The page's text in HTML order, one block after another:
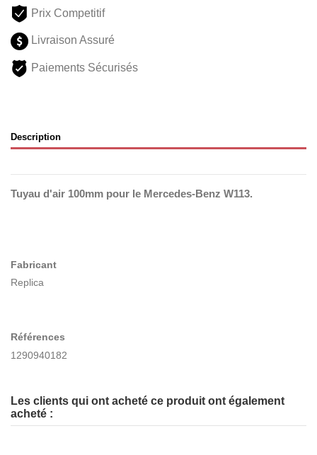
Prix Competitif
Livraison Assuré
Paiements Sécurisés
Description
Tuyau d'air 100mm pour le Mercedes-Benz W113.
Fabricant
Replica
Références
1290940182
Les clients qui ont acheté ce produit ont également
acheté :